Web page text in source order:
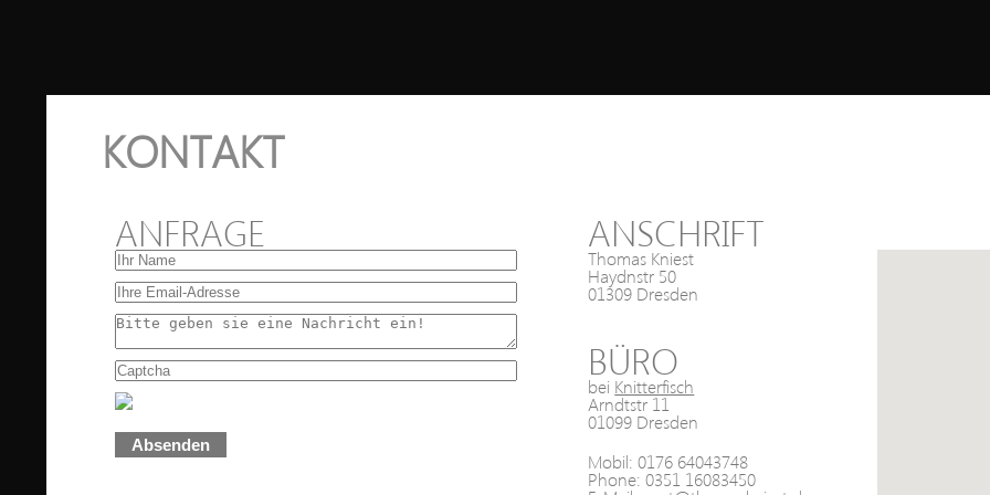
KONTAKT
ANFRAGE
Absenden
ANSCHRIFT
Thomas Kniest
Haydnstr 50
01309 Dresden
BÜRO
bei Knitterfisch
Arndtstr 11
01099 Dresden
Mobil: 0176 64043748
Phone: 0351 16083450